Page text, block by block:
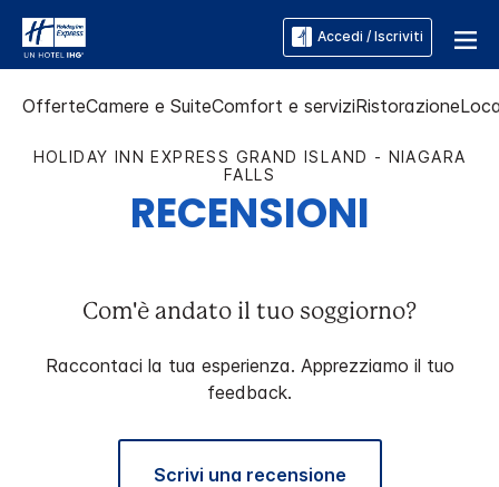
Accedi / Iscriviti
OfferteCamere e SuiteComfort e serviziRistorazione
HOLIDAY INN EXPRESS GRAND ISLAND - NIAGARA
FALLS
RECENSIONI
Com'è andato il tuo soggiorno?
Raccontaci la tua esperienza. Apprezziamo il tuo
feedback.
Scrivi una recensione